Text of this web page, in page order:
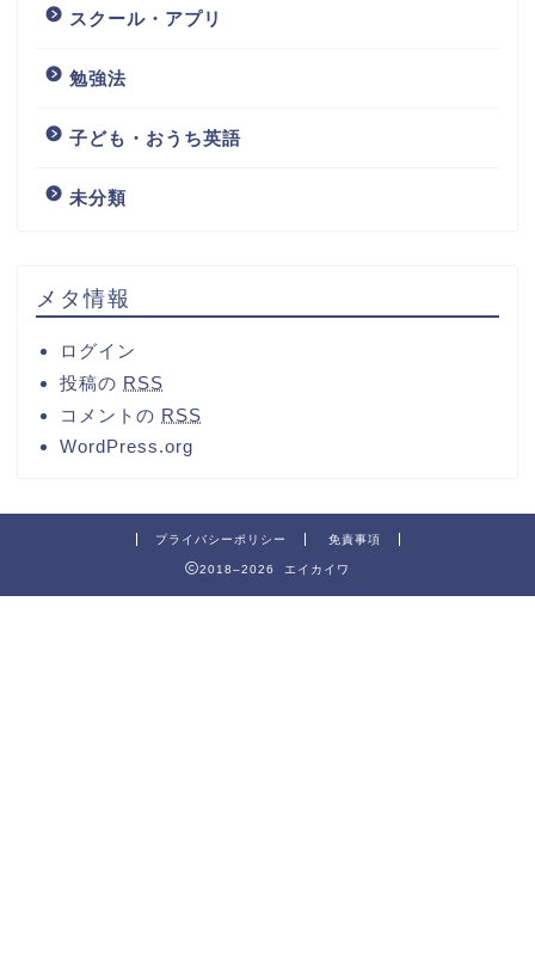
スクール・アプリ
勉強法
子ども・おうち英語
未分類
メタ情報
ログイン
投稿の RSS
コメントの RSS
WordPress.org
プライバシーポリシー 免責事項
2018–2026 エイカイワ